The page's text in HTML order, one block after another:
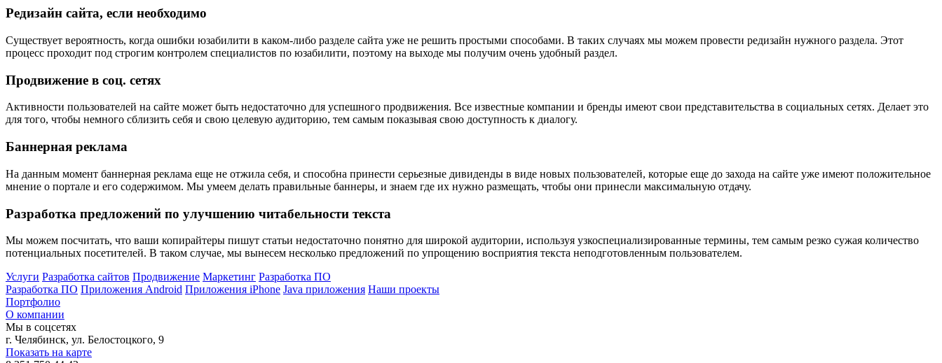
Редизайн сайта, если необходимо
Существует вероятность, когда ошибки юзабилити в каком-либо разделе сайта уже не решить простыми способами. В таких случаях мы можем провести редизайн нужного раздела. Этот
процесс проходит под строгим контролем специалистов по юзабилити, поэтому на выходе мы получим очень удобный раздел.
Продвижение в соц. сетях
Активности пользователей на сайте может быть недостаточно для успешного продвижения. Все известные компании и бренды имеют свои представительства в социальных сетях. Делает это
для того, чтобы немного сблизить себя и свою целевую аудиторию, тем самым показывая свою доступность к диалогу.
Баннерная реклама
На данным момент баннерная реклама еще не отжила себя, и способна принести серьезные дивиденды в виде новых пользователей, которые еще до захода на сайте уже имеют положительное
мнение о портале и его содержимом. Мы умеем делать правильные баннеры, и знаем где их нужно размещать, чтобы они принесли максимальную отдачу.
Разработка предложений по улучшению читабельности текста
Мы можем посчитать, что ваши копирайтеры пишут статьи недостаточно понятно для широкой аудитории, используя узкоспециализированные термины, тем самым резко сужая количество
потенциальных посетителей. В таком случае, мы вынесем несколько предложений по упрощению восприятия текста неподготовленным пользователем.
Услуги Разработка сайтов Продвижение Маркетинг Разработка ПО
Разработка ПО Приложения Android Приложения iPhone Java приложения Наши проекты
Портфолио
О компании
Мы в соцсетях
г. Челябинск, ул. Белостоцкого, 9
Показать на карте